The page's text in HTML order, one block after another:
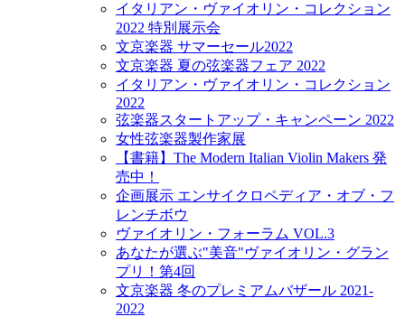
イタリアン・ヴァイオリン・コレクション
2022 特別展示会
文京楽器 サマーセール2022
文京楽器 夏の弦楽器フェア 2022
イタリアン・ヴァイオリン・コレクション
2022
弦楽器スタートアップ・キャンペーン 2022
女性弦楽器製作家展
【書籍】The Modern Italian Violin Makers 発
売中！
企画展示 エンサイクロペディア・オブ・フ
レンチボウ
ヴァイオリン・フォーラム VOL.3
あなたが選ぶ"美音"ヴァイオリン・グラン
プリ！第4回
文京楽器 冬のプレミアムバザール 2021-
2022